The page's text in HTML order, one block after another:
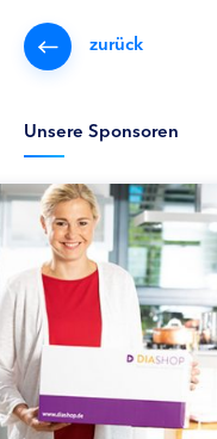
zurück
Unsere Sponsoren